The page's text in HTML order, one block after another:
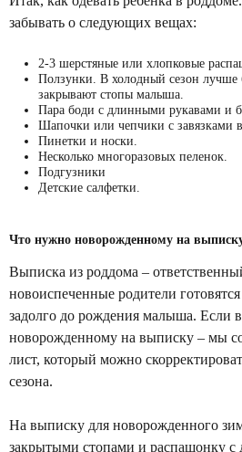
забывать о следующих вещах:
2-3 шерстяные или хлопковые
Ползунки. В холодный сезон лучше
закрывают стопы малыша.
Пара боди с длинными рукавами и
Шапочки или чепчики с завязками
Пинетки и носки.
Несколько многоразовых пеленок.
Подгузники
Детские салфетки.
Что нужно новорожденному на
Выписка из роддома –
новоиспеченные родители
задолго до рождения малыша. Если
новорожденному на выписку – мы
лист, который можно
сезона.
На выписку для новорожденного
закрытыми стопами и распашонку